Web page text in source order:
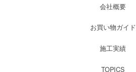
会社概要
お買い物ガイド
施工実績
TOPICS